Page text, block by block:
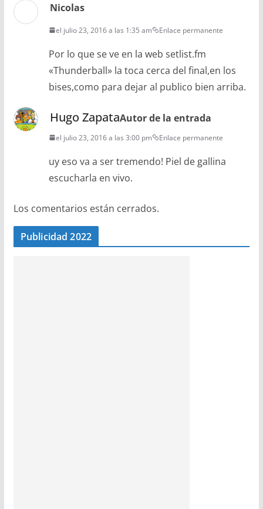
Nicolas
el julio 23, 2016 a las 1:35 am Enlace permanente
Por lo que se ve en la web setlist.fm
«Thunderball» la toca cerca del final,en los
bises,como para dejar al publico bien arriba.
Hugo ZapataAutor de la entrada
el julio 23, 2016 a las 3:00 pm Enlace permanente
uy eso va a ser tremendo! Piel de gallina
escucharla en vivo.
Los comentarios están cerrados.
Publicidad 2022